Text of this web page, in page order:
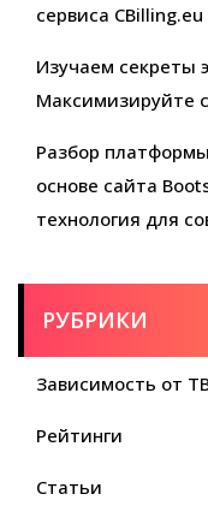
сервиса CBilling.eu
Изучаем секреты
Максимизируйте
Разбор
основе сайта
технология для
РУБРИКИ
Зависимость от
Рейтинги
Статьи